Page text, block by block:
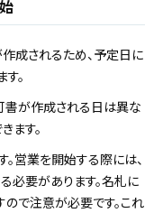
成されるため、予定日に
。
書が作成される日は異な
ます。
営業を開始する際には、
必要があります。名札に
で注意が必要です。これ